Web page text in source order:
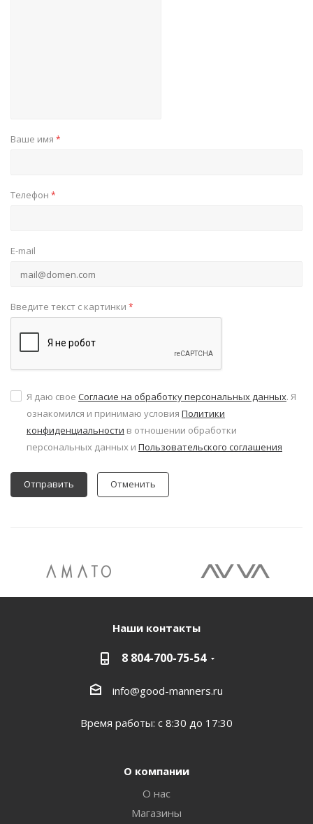
Ваше имя *
Телефон *
E-mail
Введите текст с картинки *
Я даю свое Согласие на обработку персональных данных. Я
ознакомился и принимаю условия Политики
конфиденциальности в отношении обработки
персональных данных и Пользовательского соглашения
Отменить
Наши контакты
8 804-700-75-54
info@good-manners.ru
Время работы: с 8:30 до 17:30
О компании
О нас
Магазины